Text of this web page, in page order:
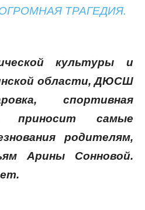
ТРАГЕДИЯ.
культуры и
области, ДЮСШ
спортивная
приносит самые
родителям,
Арины Сонновой.